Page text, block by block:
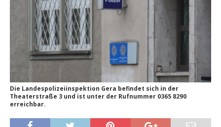
Die Landespolizeiinspektion Gera befindet sich in der
Theaterstraße 3 und ist unter der Rufnummer 0365 8290
erreichbar.